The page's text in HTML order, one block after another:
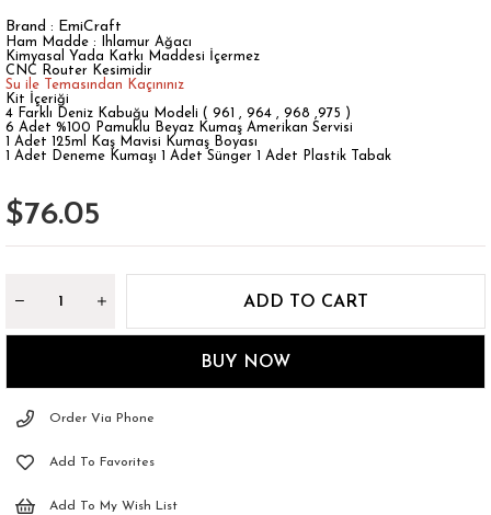
Brand : EmiCraft
Ham Madde : Ihlamur Ağacı
Kimyasal Yada Katkı Maddesi İçermez
CNC Router Kesimidir
Su ile Temasından Kaçınınız
Kit İçeriği
4 Farklı Deniz Kabuğu Modeli ( 961 , 964 , 968 ,975 )
6 Adet %100 Pamuklu Beyaz Kumaş Amerikan Servisi
1 Adet 125ml Kaş Mavisi Kumaş Boyası
1 Adet Deneme Kumaşı 1 Adet Sünger 1 Adet Plastik Tabak
$76.05
Order Via Phone
Add To Favorites
Add To My Wish List